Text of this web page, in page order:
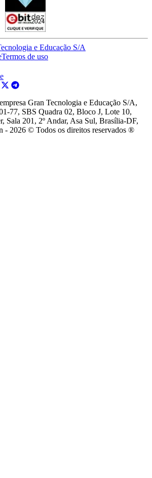
e Educação S/A
Termos de uso
Gran Tecnologia e Educação S/A,
77, SBS Quadra 02, Bloco J, Lote 10,
Sala 201, 2º Andar, Asa Sul, Brasília-DF,
- 2026 © Todos os direitos reservados ®